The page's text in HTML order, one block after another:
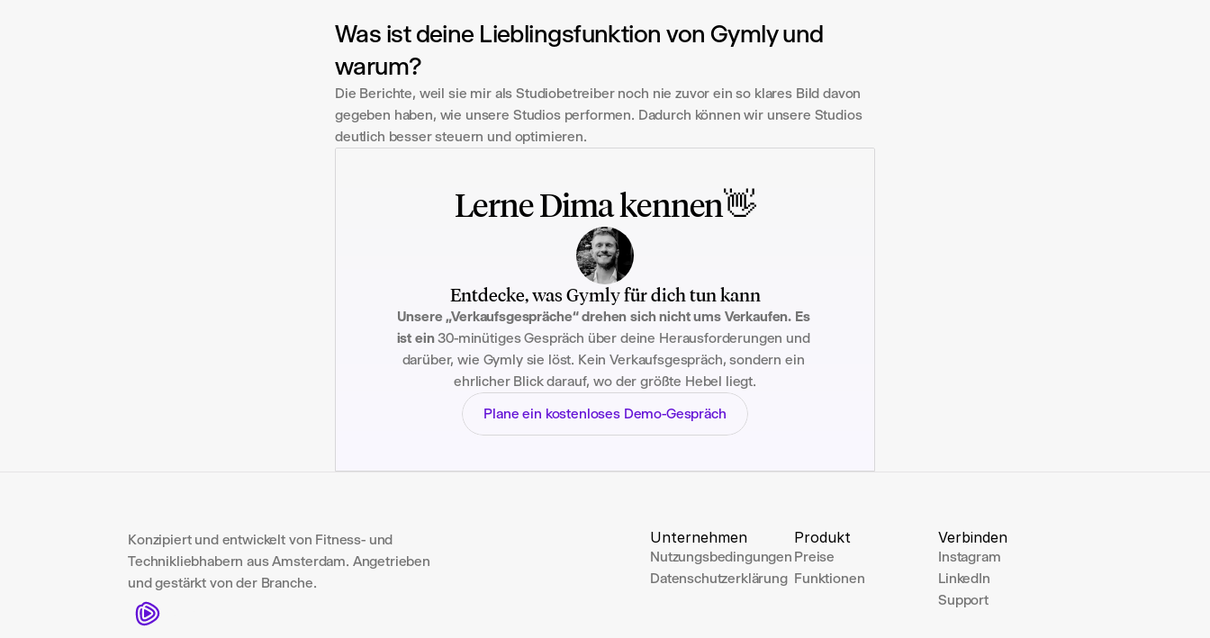
Was ist deine Lieblingsfunktion von Gymly und
warum?
Die Berichte, weil sie mir als Studiobetreiber noch nie zuvor ein so klares Bild davon
gegeben haben, wie unsere Studios performen. Dadurch können wir unsere Studios
deutlich besser steuern und optimieren.
Lerne Dima kennen👋
Entdecke, was Gymly für dich tun kann
Unsere „Verkaufsgespräche“ drehen sich nicht ums Verkaufen. Es
ist ein 30-minütiges Gespräch über deine Herausforderungen und
darüber, wie Gymly sie löst. Kein Verkaufsgespräch, sondern ein
ehrlicher Blick darauf, wo der größte Hebel liegt.
Plane ein kostenloses Demo-Gespräch
Konzipiert und entwickelt von Fitness- und
Technikliebhabern aus Amsterdam. Angetrieben
und gestärkt von der Branche.
Unternehmen
Nutzungsbedingungen
Datenschutzerklärung
Produkt
Preise
Funktionen
Verbinden
Instagram
LinkedIn
Support